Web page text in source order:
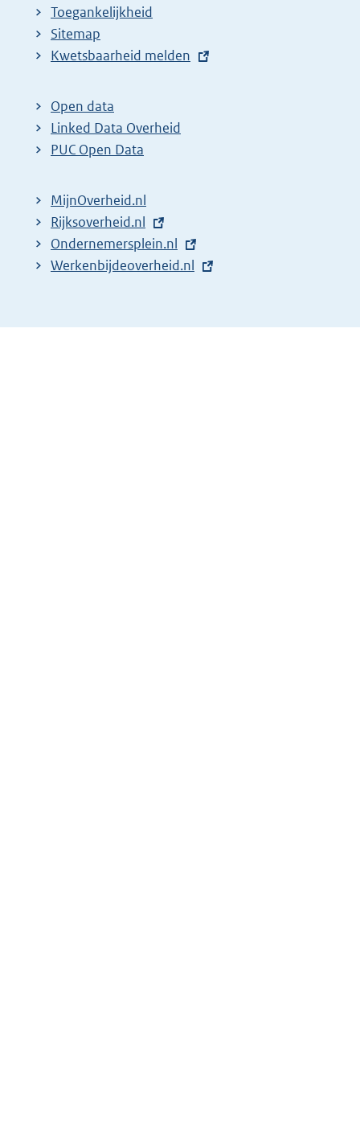
Toegankelijkheid
Sitemap
E
t
e
r
l
i
n
k
Kwetsbaarheid melden
Open data
Linked Data Overheid
PUC Open Data
MijnOverheid.nl
E
x
t
n
Rijksoverheid.nl
E
x
r
Ondernemersplein.nl
E
e
Werkenbijdeoverheid.nl